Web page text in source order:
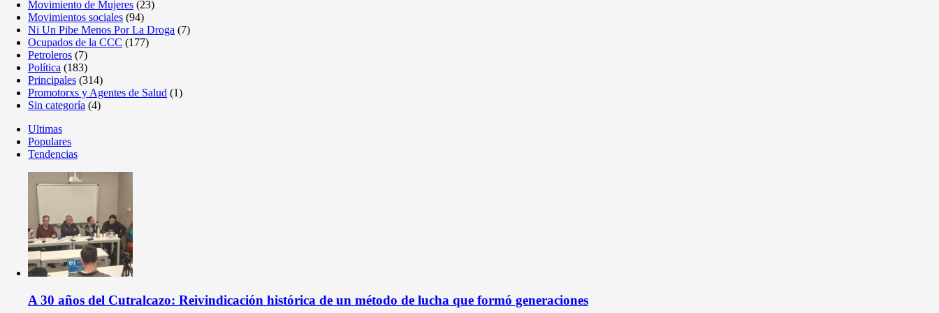
Movimiento de Mujeres (23)
Movimientos sociales (94)
Ni Un Pibe Menos Por La Droga (7)
Ocupados de la CCC (177)
Petroleros (7)
Política (183)
Principales (314)
Promotorxs y Agentes de Salud (1)
Sin categoría (4)
Ultimas
Populares
Tendencias
A 30 años del Cutralcazo: Reivindicación histórica de un método de lucha que formó generaciones